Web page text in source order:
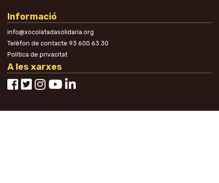
Informació
info@xocolatadasolidaria.org
Telèfon de contacte 93 600 63 30
Política de privacitat
A les xarxes